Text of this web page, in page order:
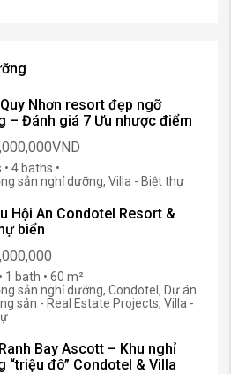
Nhơn resort đẹp ngỡ
– Đánh giá 7 Ưu nhược điểm
4 baths •
sản nghỉ dưỡng, Villa - Biệt thự
Hội An Condotel Resort &
biển
1 bath • 60 m²
sản nghỉ dưỡng, Condotel, Dự án
sản - Real Estate Projects, Villa -
Bay Ascott – Khu nghỉ
“triệu đô” Condotel & Villa